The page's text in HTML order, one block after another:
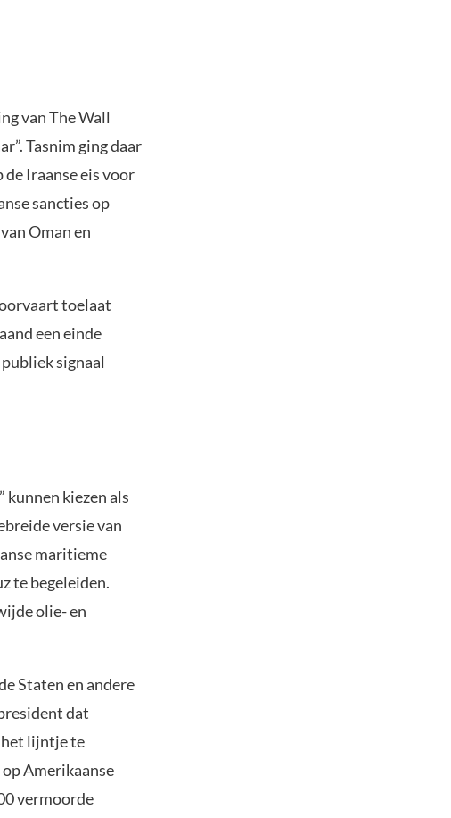
van The Wall
Tasnim ging daar
Iraanse eis voor
sancties op
Oman en
toelaat
een einde
signaal
kunnen kiezen als
versie van
maritieme
te begeleiden.
olie- en
Staten en andere
dat
het lijntje te
Amerikaanse
vermoorde